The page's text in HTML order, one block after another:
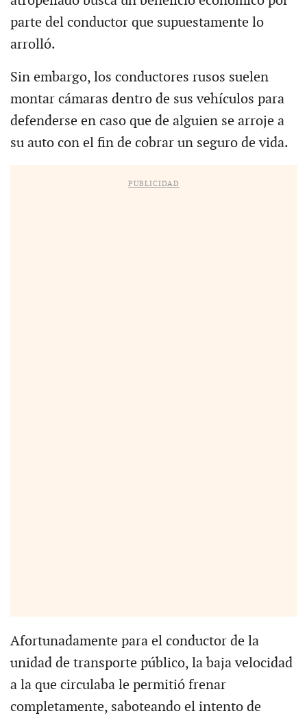
parte del conductor que supuestamente lo
arrolló.
Sin embargo, los conductores rusos suelen
montar cámaras dentro de sus vehículos para
defenderse en caso que de alguien se arroje a
su auto con el fin de cobrar un seguro de vida.
PUBLICIDAD
Afortunadamente para el conductor de la
unidad de transporte público, la baja velocidad
a la que circulaba le permitió frenar
completamente, saboteando el intento de